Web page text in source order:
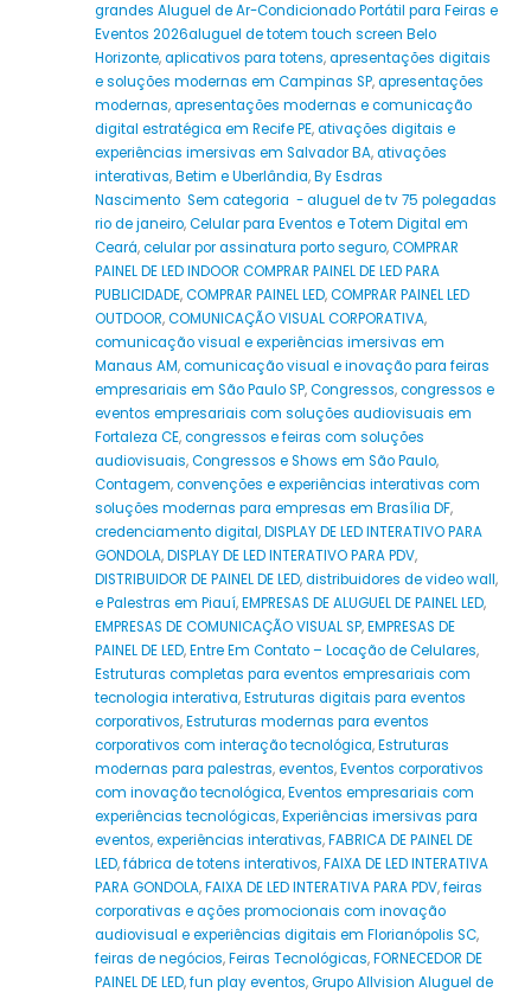
grandes Aluguel de Ar-Condicionado Portátil para Feiras e
Eventos 2026aluguel de totem touch screen Belo
Horizonte,aplicativos para totens,apresentações digitais
e soluções modernas em Campinas SP,apresentações
modernas,apresentações modernas e comunicação
digital estratégica em Recife PE,ativações digitais e
experiências imersivas em Salvador BA,ativações
interativas,Betim e Uberlândia,By Esdras
Nascimento Sem categoria - aluguel de tv 75 polegadas
rio de janeiro,Celular para Eventos e Totem Digital em
Ceará,celular por assinatura porto seguro,COMPRAR
PAINEL DE LED INDOOR COMPRAR PAINEL DE LED PARA
PUBLICIDADE,COMPRAR PAINEL LED,COMPRAR PAINEL LED
OUTDOOR,COMUNICAÇÃO VISUAL CORPORATIVA,
comunicação visual e experiências imersivas em
Manaus AM,comunicação visual e inovação para feiras
empresariais em São Paulo SP,Congressos,congressos e
eventos empresariais com soluções audiovisuais em
Fortaleza CE,congressos e feiras com soluções
audiovisuais,Congressos e Shows em São Paulo,
Contagem,convenções e experiências interativas com
soluções modernas para empresas em Brasília DF,
credenciamento digital,DISPLAY DE LED INTERATIVO PARA
GONDOLA,DISPLAY DE LED INTERATIVO PARA PDV,
DISTRIBUIDOR DE PAINEL DE LED,distribuidores de video wall,
e Palestras em Piauí,EMPRESAS DE ALUGUEL DE PAINEL LED,
EMPRESAS DE COMUNICAÇÃO VISUAL SP,EMPRESAS DE
PAINEL DE LED,Entre Em Contato – Locação de Celulares,
Estruturas completas para eventos empresariais com
tecnologia interativa,Estruturas digitais para eventos
corporativos,Estruturas modernas para eventos
corporativos com interação tecnológica,Estruturas
modernas para palestras,eventos,Eventos corporativos
com inovação tecnológica,Eventos empresariais com
experiências tecnológicas,Experiências imersivas para
eventos,experiências interativas,FABRICA DE PAINEL DE
LED,fábrica de totens interativos,FAIXA DE LED INTERATIVA
PARA GONDOLA,FAIXA DE LED INTERATIVA PARA PDV,feiras
corporativas e ações promocionais com inovação
audiovisual e experiências digitais em Florianópolis SC,
feiras de negócios,Feiras Tecnológicas,FORNECEDOR DE
PAINEL DE LED,fun play eventos,Grupo Allvision Aluguel de